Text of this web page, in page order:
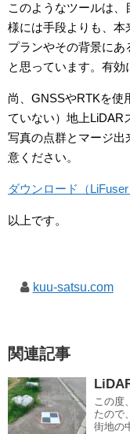
このようなツールは
様には手段よりも、
プランやその背景に
と思っています。有効
尚、GNSSやRTKを使
ていない）地上LiDAR
写真の点群とマージ出
意ください。
ダウンロード（
以上です。
kuu-satsu.com
関連記事
この度
たので
街地の